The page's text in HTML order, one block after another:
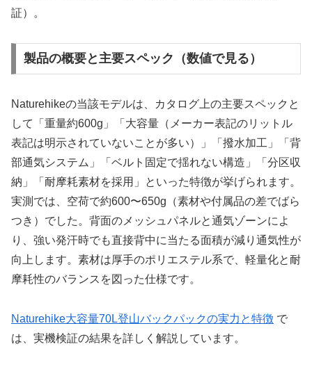
証）。
製品の概要と主要スペック（数値で見る）
Naturehikeの当該モデルは、カタログ上の主要スペックと
して「重量約600g」「大容量（メーカー表記のリットル
表記は明示されていないことが多い）」「撥水加工」「背
部通気システム」「ベルト固定で揺れない構造」「分区収
納」「耐摩耗素材を採用」といった特徴が挙げられます。
実測では、空荷で約600〜650g（素材や付属品の差でばら
つき）でした。背面のメッシュパネルと通気ゾーンによ
り、強い発汗時でも直接背中に当たる面積が減り通気性が
向上します。素材は厚手のポリエステル系で、軽量化と耐
摩耗性のバランスを図った仕様です。
Naturehike大容量70L登山バックパックの実力と特徴 で
は、実機検証の結果を詳しく解説しています。